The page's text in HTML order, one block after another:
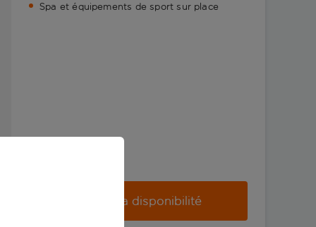
Spa et équipements de sport sur place
Vérifier la disponibilité